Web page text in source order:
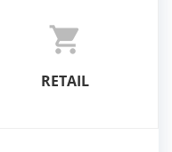
shopping_cart
RETAIL